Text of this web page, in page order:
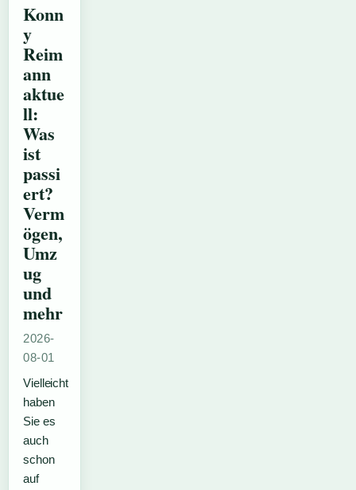
Konn
y
Reim
ann
aktue
ll:
Was
ist
passi
ert?
Verm
ögen,
Umz
ug
und
mehr
2026-
08-01
Vielleicht
haben
Sie es
auch
schon
auf